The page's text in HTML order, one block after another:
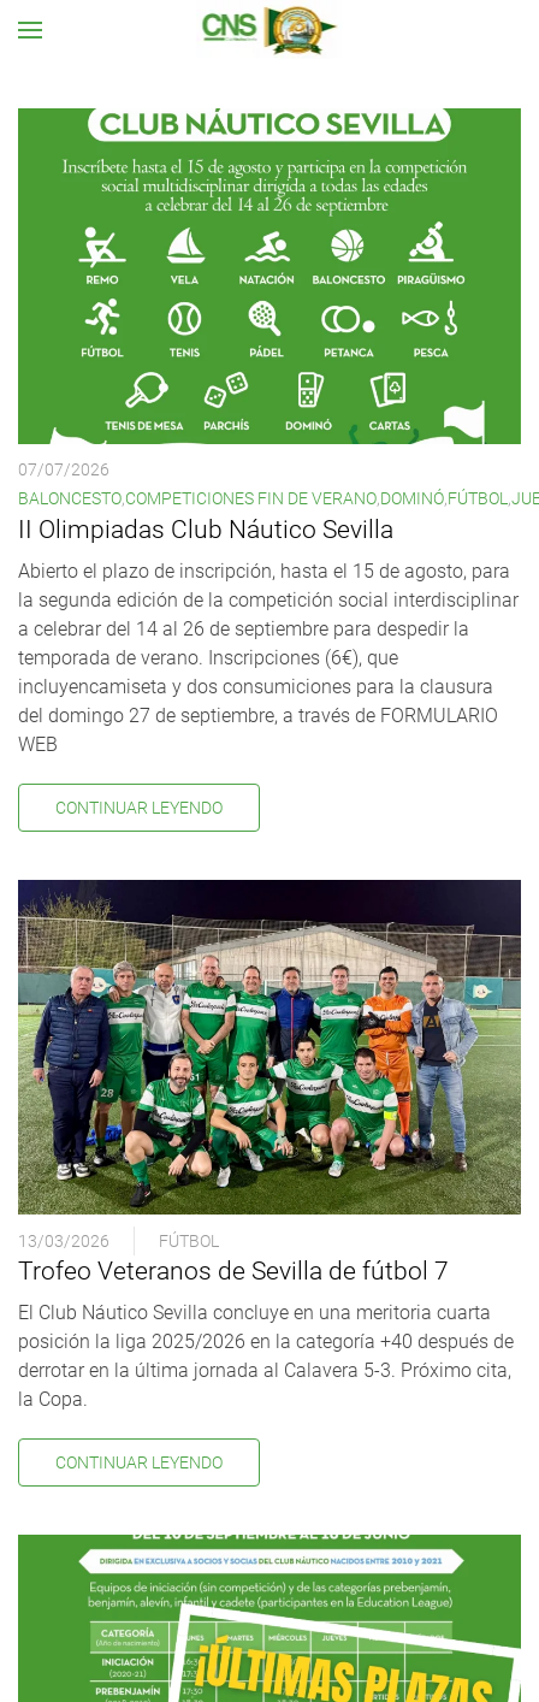
07/07/2026
BALONCESTO COMPETICIONES FIN DE VERANO DOMINÓ FÚTBOL
II Olimpiadas Club Náutico Sevilla
Abierto el plazo de inscripción, hasta el 15 de agosto, para
la segunda edición de la competición social interdisciplinar
a celebrar del 14 al 26 de septiembre para despedir la
temporada de verano. Inscripciones (6€), que
incluyencamiseta y dos consumiciones para la clausura
del domingo 27 de septiembre, a través de FORMULARIO
WEB
CONTINUAR LEYENDO
13/03/2026 FÚTBOL
Trofeo Veteranos de Sevilla de fútbol 7
El Club Náutico Sevilla concluye en una meritoria cuarta
posición la liga 2025/2026 en la categoría +40 después de
derrotar en la última jornada al Calavera 5-3. Próximo cita,
la Copa.
CONTINUAR LEYENDO